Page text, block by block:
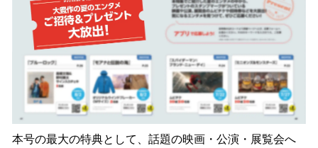
本号の最大の特典として、話題の映画・公演・展覧会へ